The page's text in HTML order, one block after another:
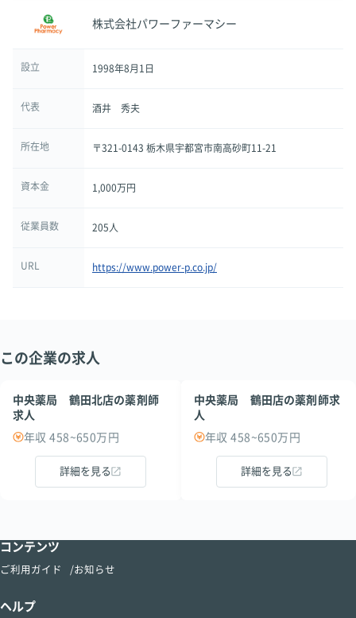
株式会社パワーファーマシー
設立 1998年8月1日
代表 酒井 秀夫
所在地 〒321-0143 栃木県宇都宮市南高砂町11-21
資本金 1,000万円
従業員数 205人
URL https://www.power-p.co.jp/
この企業の求人
中央薬局 鶴田北店の薬剤師
求人
年収 458~650万円
詳細を見る
中央薬局 鶴田店の薬剤師求
人
年収 458~650万円
詳細を見る
コンテンツ
ご利用ガイド お知らせ
ヘルプ